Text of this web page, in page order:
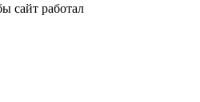
сайт работал